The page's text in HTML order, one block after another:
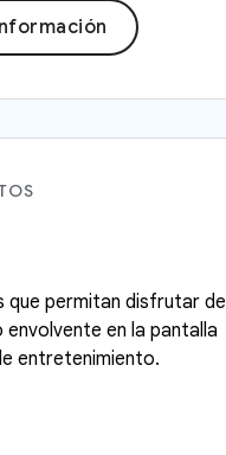
que permitan disfrutar de
en la pantalla
entretenimiento.